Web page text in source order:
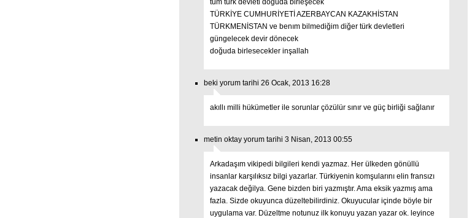
tüm türk devleti doğuda birleşecek
TÜRKİYE CUMHURİYETİ AZERBAYCAN KAZAKHİSTAN
TÜRKMENİSTAN ve benım bilmediğim diğer türk devletleri
güngelecek devir dönecek
doğuda birlesecekler inşallah
beki yorum tarihi 26 Ocak, 2013 16:28
akıllı milli hükümetler ile sorunlar çözülür sınır ve güç birliği sağlanır
metin oktay yorum tarihi 3 Nisan, 2013 00:55
Arkadaşım vikipedi bilgileri kendi yazmaz. Her ülkeden gönüllü
insanlar karşılıksız bilgi yazarlar. Türkiyenin komşularını elin fransızı
yazacak değilya. Gene bizden biri yazmıştır. Ama eksik yazmış ama
fazla. Sizde okuyunca düzeltebilirdiniz. Okuyucular içinde böyle bir
uygulama var. Düzeltme notunuz ilk konuyu yazan yazar ok. leyince